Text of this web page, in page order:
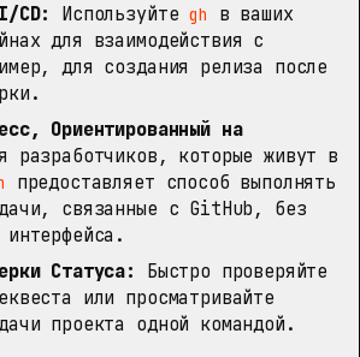
CD:
Используйтеgh
в ваших
для взаимодействия с
для создания релиза после
Ориентированный на
разработчиков, которые живут в
предоставляет способ выполнять
связанные с GitHub, без
интерфейса.
Статуса:
Быстро проверяйте
или просматривайте
проекта одной командой.